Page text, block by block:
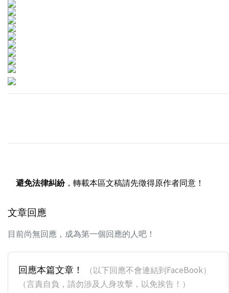
避免法律糾紛，轉載本區文稿請先徵得原作者同意！
文章回應
目前尚無回應，成為第一個回應的人吧！
回應本篇文章！
（以下回應不會連結到FaceBook）
（言責自負，請勿涉及人身攻擊，以免挨告！）